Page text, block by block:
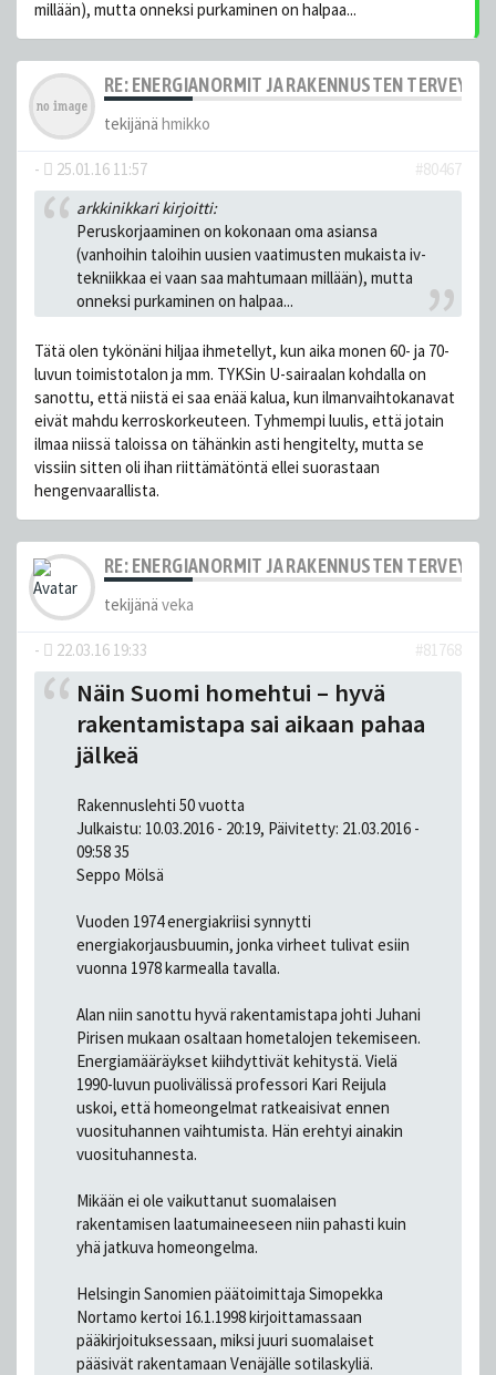
millään), mutta onneksi purkaminen on halpaa...
RE: ENERGIANORMIT JA RAKENNUSTEN TERVEYS
tekijänä hmikko
- 25.01.16 11:57
#80467
arkkinikkari kirjoitti:
Peruskorjaaminen on kokonaan oma asiansa
(vanhoihin taloihin uusien vaatimusten mukaista iv-
tekniikkaa ei vaan saa mahtumaan millään), mutta
onneksi purkaminen on halpaa...
Tätä olen tykönäni hiljaa ihmetellyt, kun aika monen 60- ja 70-
luvun toimistotalon ja mm. TYKSin U-sairaalan kohdalla on
sanottu, että niistä ei saa enää kalua, kun ilmanvaihtokanavat
eivät mahdu kerroskorkeuteen. Tyhmempi luulis, että jotain
ilmaa niissä taloissa on tähänkin asti hengitelty, mutta se
vissiin sitten oli ihan riittämätöntä ellei suorastaan
hengenvaarallista.
RE: ENERGIANORMIT JA RAKENNUSTEN TERVEYS
tekijänä veka
- 22.03.16 19:33 #81768
Näin Suomi homehtui – hyvä
rakentamistapa sai aikaan pahaa
jälkeä
Rakennuslehti 50 vuotta
Julkaistu: 10.03.2016 - 20:19, Päivitetty: 21.03.2016 -
09:58 35
Seppo Mölsä
Vuoden 1974 energiakriisi synnytti
energiakorjausbuumin, jonka virheet tulivat esiin
vuonna 1978 karmealla tavalla.
Alan niin sanottu hyvä rakentamistapa johti Juhani
Pirisen mukaan osaltaan hometalojen tekemiseen.
Energiamääräykset kiihdyttivät kehitystä. Vielä
1990-luvun puolivälissä professori Kari Reijula
uskoi, että homeongelmat ratkeaisivat ennen
vuosituhannen vaihtumista. Hän erehtyi ainakin
vuosituhannesta.
Mikään ei ole vaikuttanut suomalaisen
rakentamisen laatumaineeseen niin pahasti kuin
yhä jatkuva homeongelma.
Helsingin Sanomien päätoimittaja Simopekka
Nortamo kertoi 16.1.1998 kirjoittamassaan
pääkirjoituksessaan, miksi juuri suomalaiset
pääsivät rakentamaan Venäjälle sotilaskyliä.